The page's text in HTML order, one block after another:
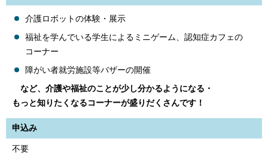
介護ロボットの体験・展示
福祉を学んでいる学生によるミニゲーム、認知症カフェの
コーナー
障がい者就労施設等バザーの開催
など、介護や福祉のことが少し分かるようになる・
もっと知りたくなるコーナーが盛りだくさんです！
申込み
不要